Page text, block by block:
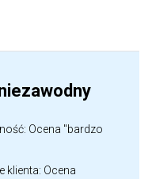
Ocena "bardzo
klienta: Ocena